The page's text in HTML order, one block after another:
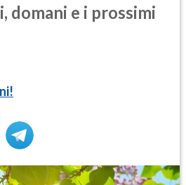
domani e i prossimi